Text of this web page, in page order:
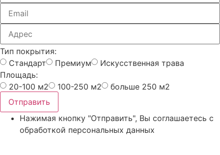
Тип покрытия:
Стандарт
Премиум
Искусственная трава
Площадь:
20-100 м2
100-250 м2
больше 250 м2
Отправить
Нажимая кнопку "Отправить", Вы соглашаетесь с
обработкой персональных данных